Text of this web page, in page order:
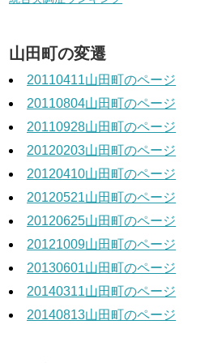
山田町の変遷
20110411山田町のページ
20110804山田町のページ
20110928山田町のページ
20120203山田町のページ
20120410山田町のページ
20120521山田町のページ
20120625山田町のページ
20121009山田町のページ
20130601山田町のページ
20140311山田町のページ
20140813山田町のページ